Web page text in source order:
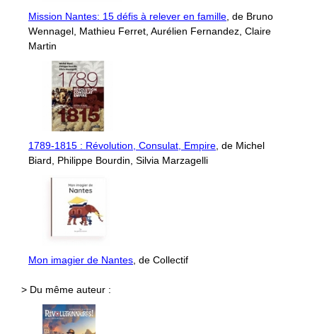
Mission Nantes: 15 défis à relever en famille , de Bruno
Wennagel, Mathieu Ferret, Aurélien Fernandez, Claire
Martin
1789-1815 : Révolution, Consulat, Empire , de Michel
Biard, Philippe Bourdin, Silvia Marzagelli
Mon imagier de Nantes , de Collectif
> Du même auteur :